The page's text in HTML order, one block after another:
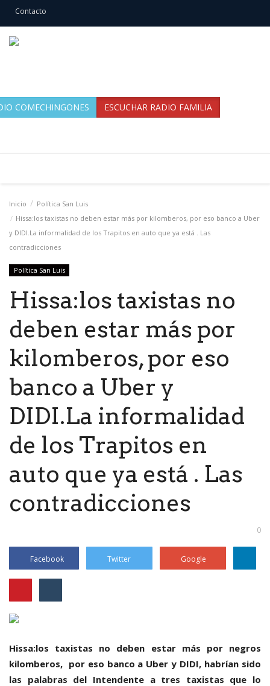
Contacto
COMECHINGONES ESCUCHAR RADIO FAMILIA
Inicio
Política San Luis
Hissa:los taxistas no deben estar más por kilomberos, por eso banco a Uber
y DIDI.La informalidad de los Trapitos en auto que ya está . Las
contradicciones
Política San Luis
Hissa:los taxistas no
deben estar más por
kilomberos, por eso
banco a Uber y
DIDI.La informalidad
de los Trapitos en
auto que ya está . Las
contradicciones
0
Facebook Twitter Google
Hissa:los taxistas no deben estar más por negros
kilomberos, por eso banco a Uber y DIDI, habrían sido
las palabras del Intendente a tres taxistas que lo